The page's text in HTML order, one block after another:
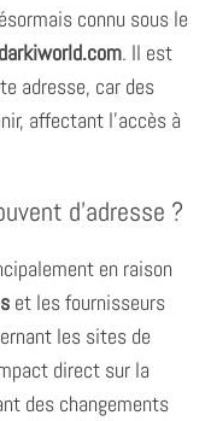
connu sous le
. Il est
adresse, car des
affectant l’accès à
d’adresse ?
en raison
et les fournisseurs
les sites de
direct sur la
des changements